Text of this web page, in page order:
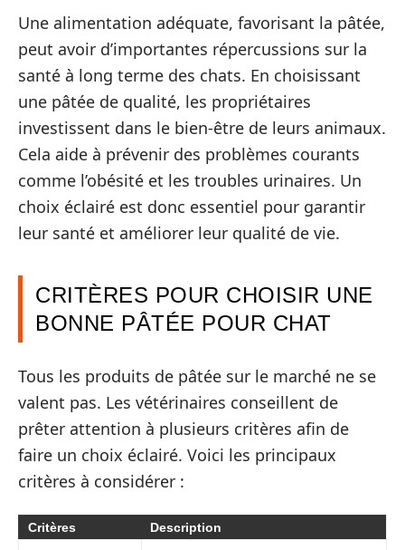
Une alimentation adéquate, favorisant la pâtée,
peut avoir d’importantes répercussions sur la
santé à long terme des chats. En choisissant
une pâtée de qualité, les propriétaires
investissent dans le bien-être de leurs animaux.
Cela aide à prévenir des problèmes courants
comme l’obésité et les troubles urinaires. Un
choix éclairé est donc essentiel pour garantir
leur santé et améliorer leur qualité de vie.
CRITÈRES POUR CHOISIR UNE
BONNE PÂTÉE POUR CHAT
Tous les produits de pâtée sur le marché ne se
valent pas. Les vétérinaires conseillent de
prêter attention à plusieurs critères afin de
faire un choix éclairé. Voici les principaux
critères à considérer :
Critères Description